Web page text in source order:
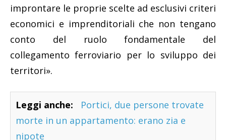
improntare le proprie scelte ad esclusivi criteri
economici e imprenditoriali che non tengano
conto del ruolo fondamentale del
collegamento ferroviario per lo sviluppo dei
territori».
Leggi anche:
Portici, due persone trovate
morte in un appartamento: erano zia e
nipote